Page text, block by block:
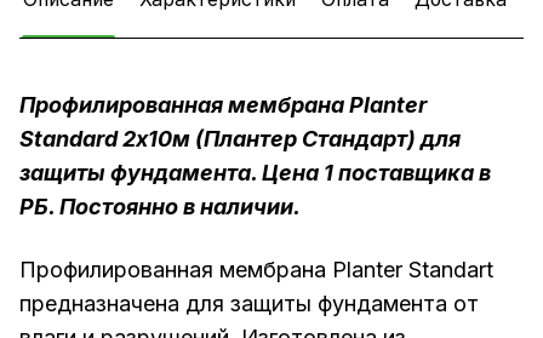
Профилированная мембрана Planter
Standard 2х10м (Плантер Стандарт) для
защиты фундамента. Цена 1 поставщика в
РБ. Постоянно в наличии.
Профилированная мембрана Planter Standart
предназначена для защиты фундамента от